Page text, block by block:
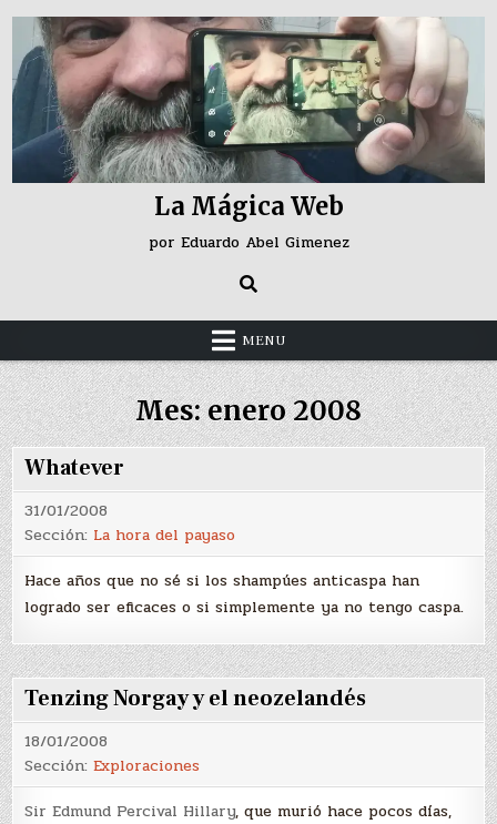
Skip
content
La Mágica Web
por Eduardo Abel Gimenez
MENU
Mes:enero 2008
Whatever
31/01/2008
Sección: La hora del payaso
Hace años que no sé si los shampúes anticaspa han
logrado ser eficaces o si simplemente ya no tengo caspa.
Tenzing Norgay y el neozelandés
18/01/2008
Sección:Exploraciones
Sir Edmund Percival Hillary, que murió hace pocos días,